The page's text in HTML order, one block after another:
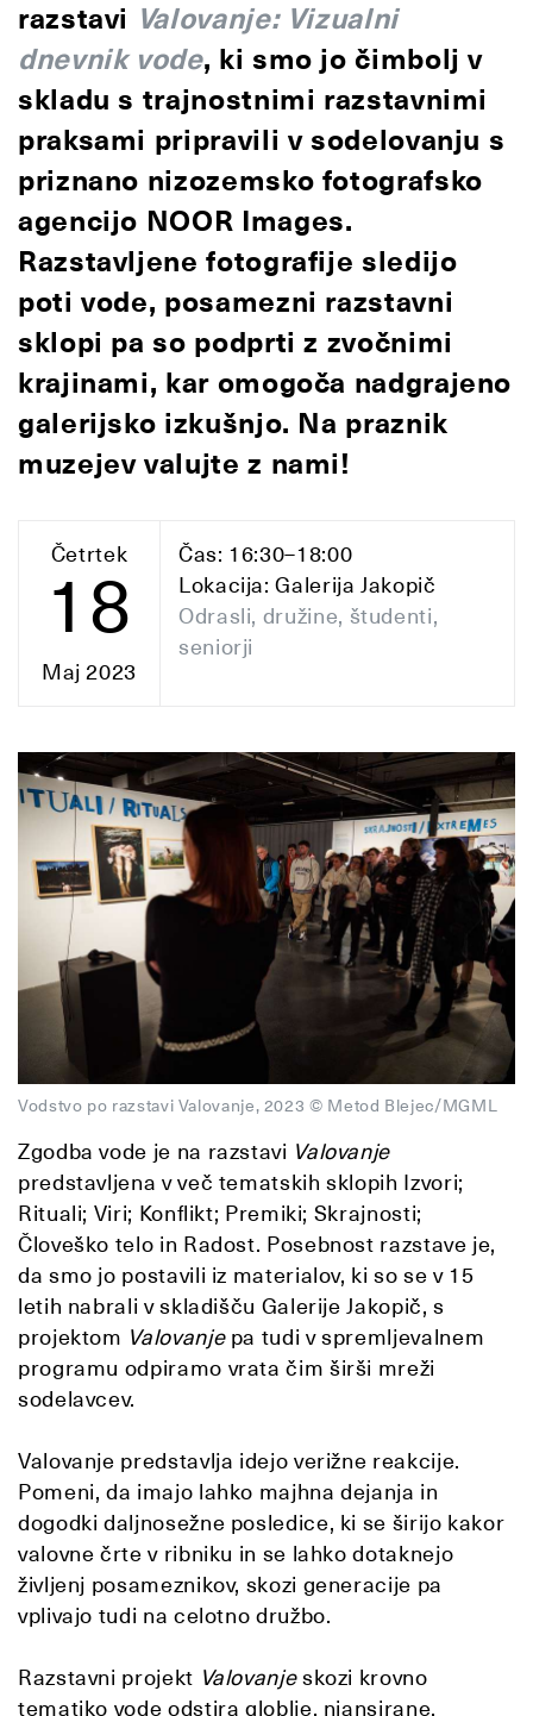
razstavi Valovanje: Vizualni
dnevnik vode, ki smo jo čimbolj v
skladu s trajnostnimi razstavnimi
praksami pripravili v sodelovanju s
priznano nizozemsko fotografsko
agencijo NOOR Images.
Razstavljene fotografije sledijo
poti vode, posamezni razstavni
sklopi pa so podprti z zvočnimi
krajinami, kar omogoča nadgrajeno
galerijsko izkušnjo. Na praznik
muzejev valujte z nami!
Četrtek
18
Maj 2023
Čas: 16:30–18:00
Lokacija: Galerija Jakopič
Odrasli, družine, študenti,
seniorji
Vodstvo po razstavi Valovanje, 2023 © Metod Blejec/MGML
Zgodba vode je na razstavi Valovanje
predstavljena v več tematskih sklopih Izvori;
Rituali; Viri; Konflikt; Premiki; Skrajnosti;
Človeško telo in Radost. Posebnost razstave je,
da smo jo postavili iz materialov, ki so se v 15
letih nabrali v skladišču Galerije Jakopič, s
projektom Valovanjepa tudi v spremljevalnem
programu odpiramo vrata čim širši mreži
sodelavcev.
Valovanje predstavlja idejo verižne reakcije.
Pomeni, da imajo lahko majhna dejanja in
dogodki daljnosežne posledice, ki se širijo kakor
valovne črte v ribniku in se lahko dotaknejo
življenj posameznikov, skozi generacije pa
vplivajo tudi na celotno družbo.
Razstavni projekt Valovanjeskozi krovno
tematiko vode odstira globlje, niansirane,